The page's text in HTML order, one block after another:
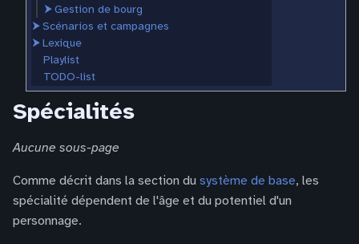
⮞Gestion de bourg
⮞Scénarios et campagnes
⮞Lexique
Playlist
TODO-list
Spécialités
Aucune sous-page
Comme décrit dans la section du système de base, les
spécialité dépendent de l'âge et du potentiel d'un
personnage.